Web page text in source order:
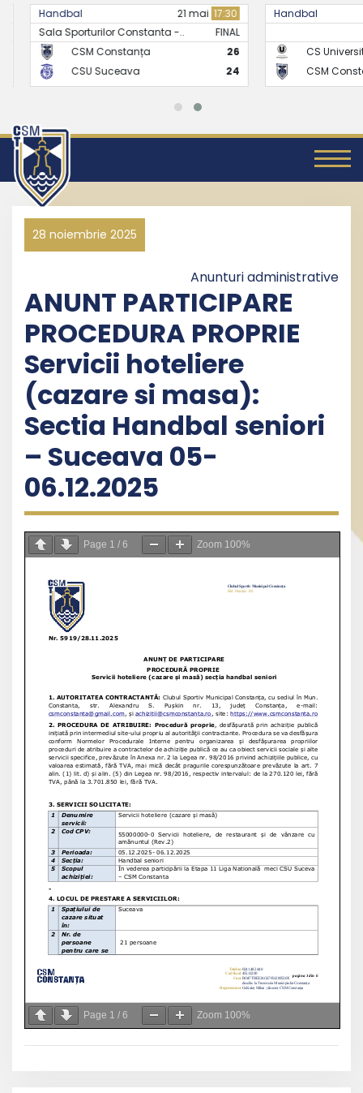
Handbal 21 mai17:30
Sala Sporturilor Constanta -..
FINAL
CSM Constanța
CSU Suceava
Handbal
CS
CSM
28 noiembrie 2025
Anunturi administrative
ANUNT PARTICIPARE
PROCEDURA PROPRIE
Servicii hoteliere
(cazare si masa):
Sectia Handbal seniori
– Suceava 05-
06.12.2025
Page 1 / 6 Zoom 100%
Page 1 / 6 Zoom 100%